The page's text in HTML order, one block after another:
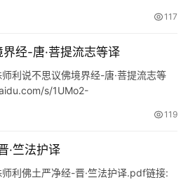
117
经-唐·菩提流志等译
利说不思议佛境界经-唐·菩提流志等
s/1UMo2-
119
·竺法护译
利佛土严净经-晋·竺法护译.pdf链接: